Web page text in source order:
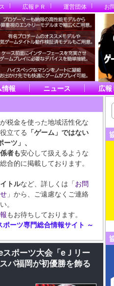
広報ＰＲ 運営団体 お
情報 ニュース 広報
が税金を使った地域活性化な
立てる 「ゲーム」ではない
ーツ」 、
者も安心して扱えるような
合的に掲載しております。
トルなど、詳しくは「お問
」から、ご遠慮なくご連絡
。
もお待ちしております。
ポーツ専門総合情報サイト ～
スポーツ大会「eＪリー
パ福岡が初優勝を飾る